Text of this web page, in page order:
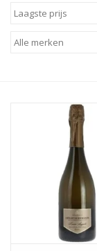
Wijnproeverij
Over Vinius